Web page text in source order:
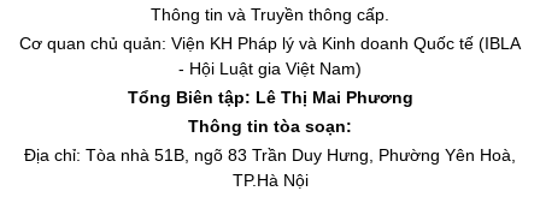
Thông tin và Truyền thông cấp.
Cơ quan chủ quản: Viện KH Pháp lý và Kinh doanh Quốc tế (IBLA
- Hội Luật gia Việt Nam)
Tổng Biên tập: Lê Thị Mai Phương
Thông tin tòa soạn:
Địa chỉ: Tòa nhà 51B, ngõ 83 Trần Duy Hưng, Phường Yên Hoà,
TP.Hà Nội